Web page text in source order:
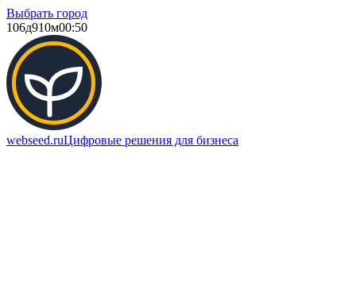
Выбрать город
106д910м00:50
webseed.ruЦифровые решения для бизнеса